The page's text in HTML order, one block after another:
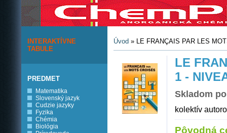
INTERAKTÍVNE
TABULE
PREDMET
Matematika
Slovenský jazyk
Cudzie jazyky
Fyzika
Chémia
Biológia
Úvod » LE FRANÇAIS PAR LES
LE
1 -
Skladom
kolektív
Pôvodná